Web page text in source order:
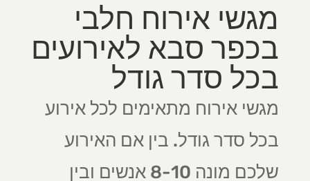
מגשי אירוח חלבי
בכפר סבא לאירועים
בכל סדר גודל
מגשי אירוח מתאימים לכל אירוע
בכל סדר גודל. בין אם האירוע
שלכם מונה 8-10 אנשים ובין